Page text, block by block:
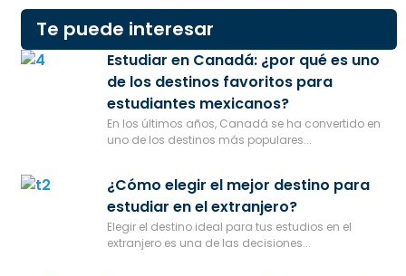
Te puede interesar
Estudiar en Canadá: ¿por qué es uno
de los destinos favoritos para
estudiantes mexicanos?
En los últimos años, Canadá se ha convertido en
uno de los destinos más populares...
¿Cómo elegir el mejor destino para
estudiar en el extranjero?
Elegir el destino ideal para tus estudios en el
extranjero es una de las decisiones...